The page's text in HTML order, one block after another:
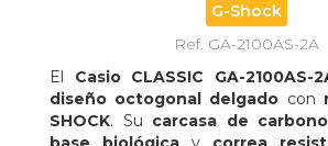
G-Shock
Ref. GA-2100AS-2A
El Casio CLASSIC GA-2100AS-
diseño octogonal delgado con
SHOCK. Su carcasa de